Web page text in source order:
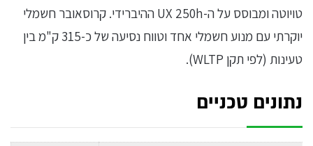
טויוטה ומבוסס על ה-UX 250h ההיברידי. קרוסאובר חשמלי
יוקרתי עם מנוע חשמלי אחד וטווח נסיעה של כ-315 ק"מ בין
טעינות (לפי תקן WLTP).
נתונים טכניים